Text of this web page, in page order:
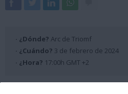
· ¿Dónde? Arc de Triomf
· ¿Cuándo? 3 de febrero de 2024
· ¿Hora? 17:00h GMT +2